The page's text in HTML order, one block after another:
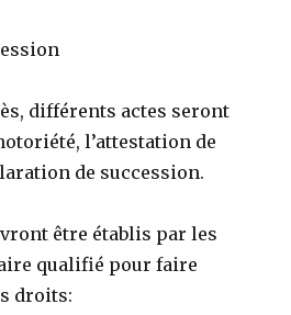
différents actes seront
l’attestation de
de succession.
être établis par les
qualifié pour faire
droits: